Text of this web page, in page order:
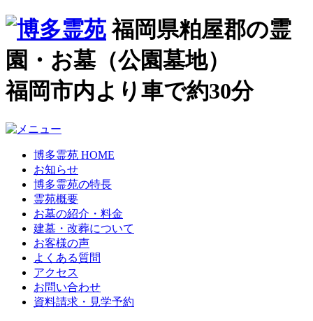
福岡県粕屋郡の霊
園・お墓（公園墓地）
福岡市内より車で約30分
博多霊苑 HOME
お知らせ
博多霊苑の特長
霊苑概要
お墓の紹介・料金
建墓・改葬について
お客様の声
よくある質問
アクセス
お問い合わせ
資料請求・見学予約